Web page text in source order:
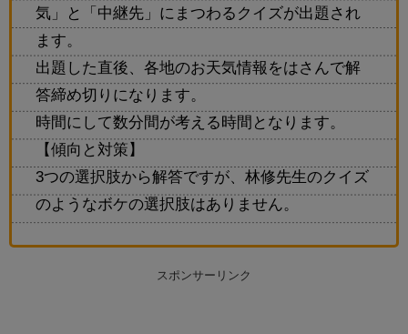
気」と「中継先」にまつわるクイズが出題され
ます。
出題した直後、各地のお天気情報をはさんで解
答締め切りになります。
時間にして数分間が考える時間となります。
【傾向と対策】
3つの選択肢から解答ですが、林修先生のクイズ
のようなボケの選択肢はありません。
スポンサーリンク